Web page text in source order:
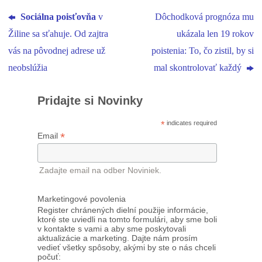
Sociálna poisťovňa v
Žiline sa sťahuje. Od zajtra
vás na pôvodnej adrese už
neobslúžia
Dôchodková prognóza mu
ukázala len 19 rokov
poistenia: To, čo zistil, by si
mal skontrolovať každý
Pridajte si Novinky
* indicates required
Email *
Zadajte email na odber Noviniek.
Marketingové povolenia
Register chránených dielní použije informácie,
ktoré ste uviedli na tomto formulári, aby sme boli
v kontakte s vami a aby sme poskytovali
aktualizácie a marketing. Dajte nám prosím
vedieť všetky spôsoby, akými by ste o nás chceli
počuť: